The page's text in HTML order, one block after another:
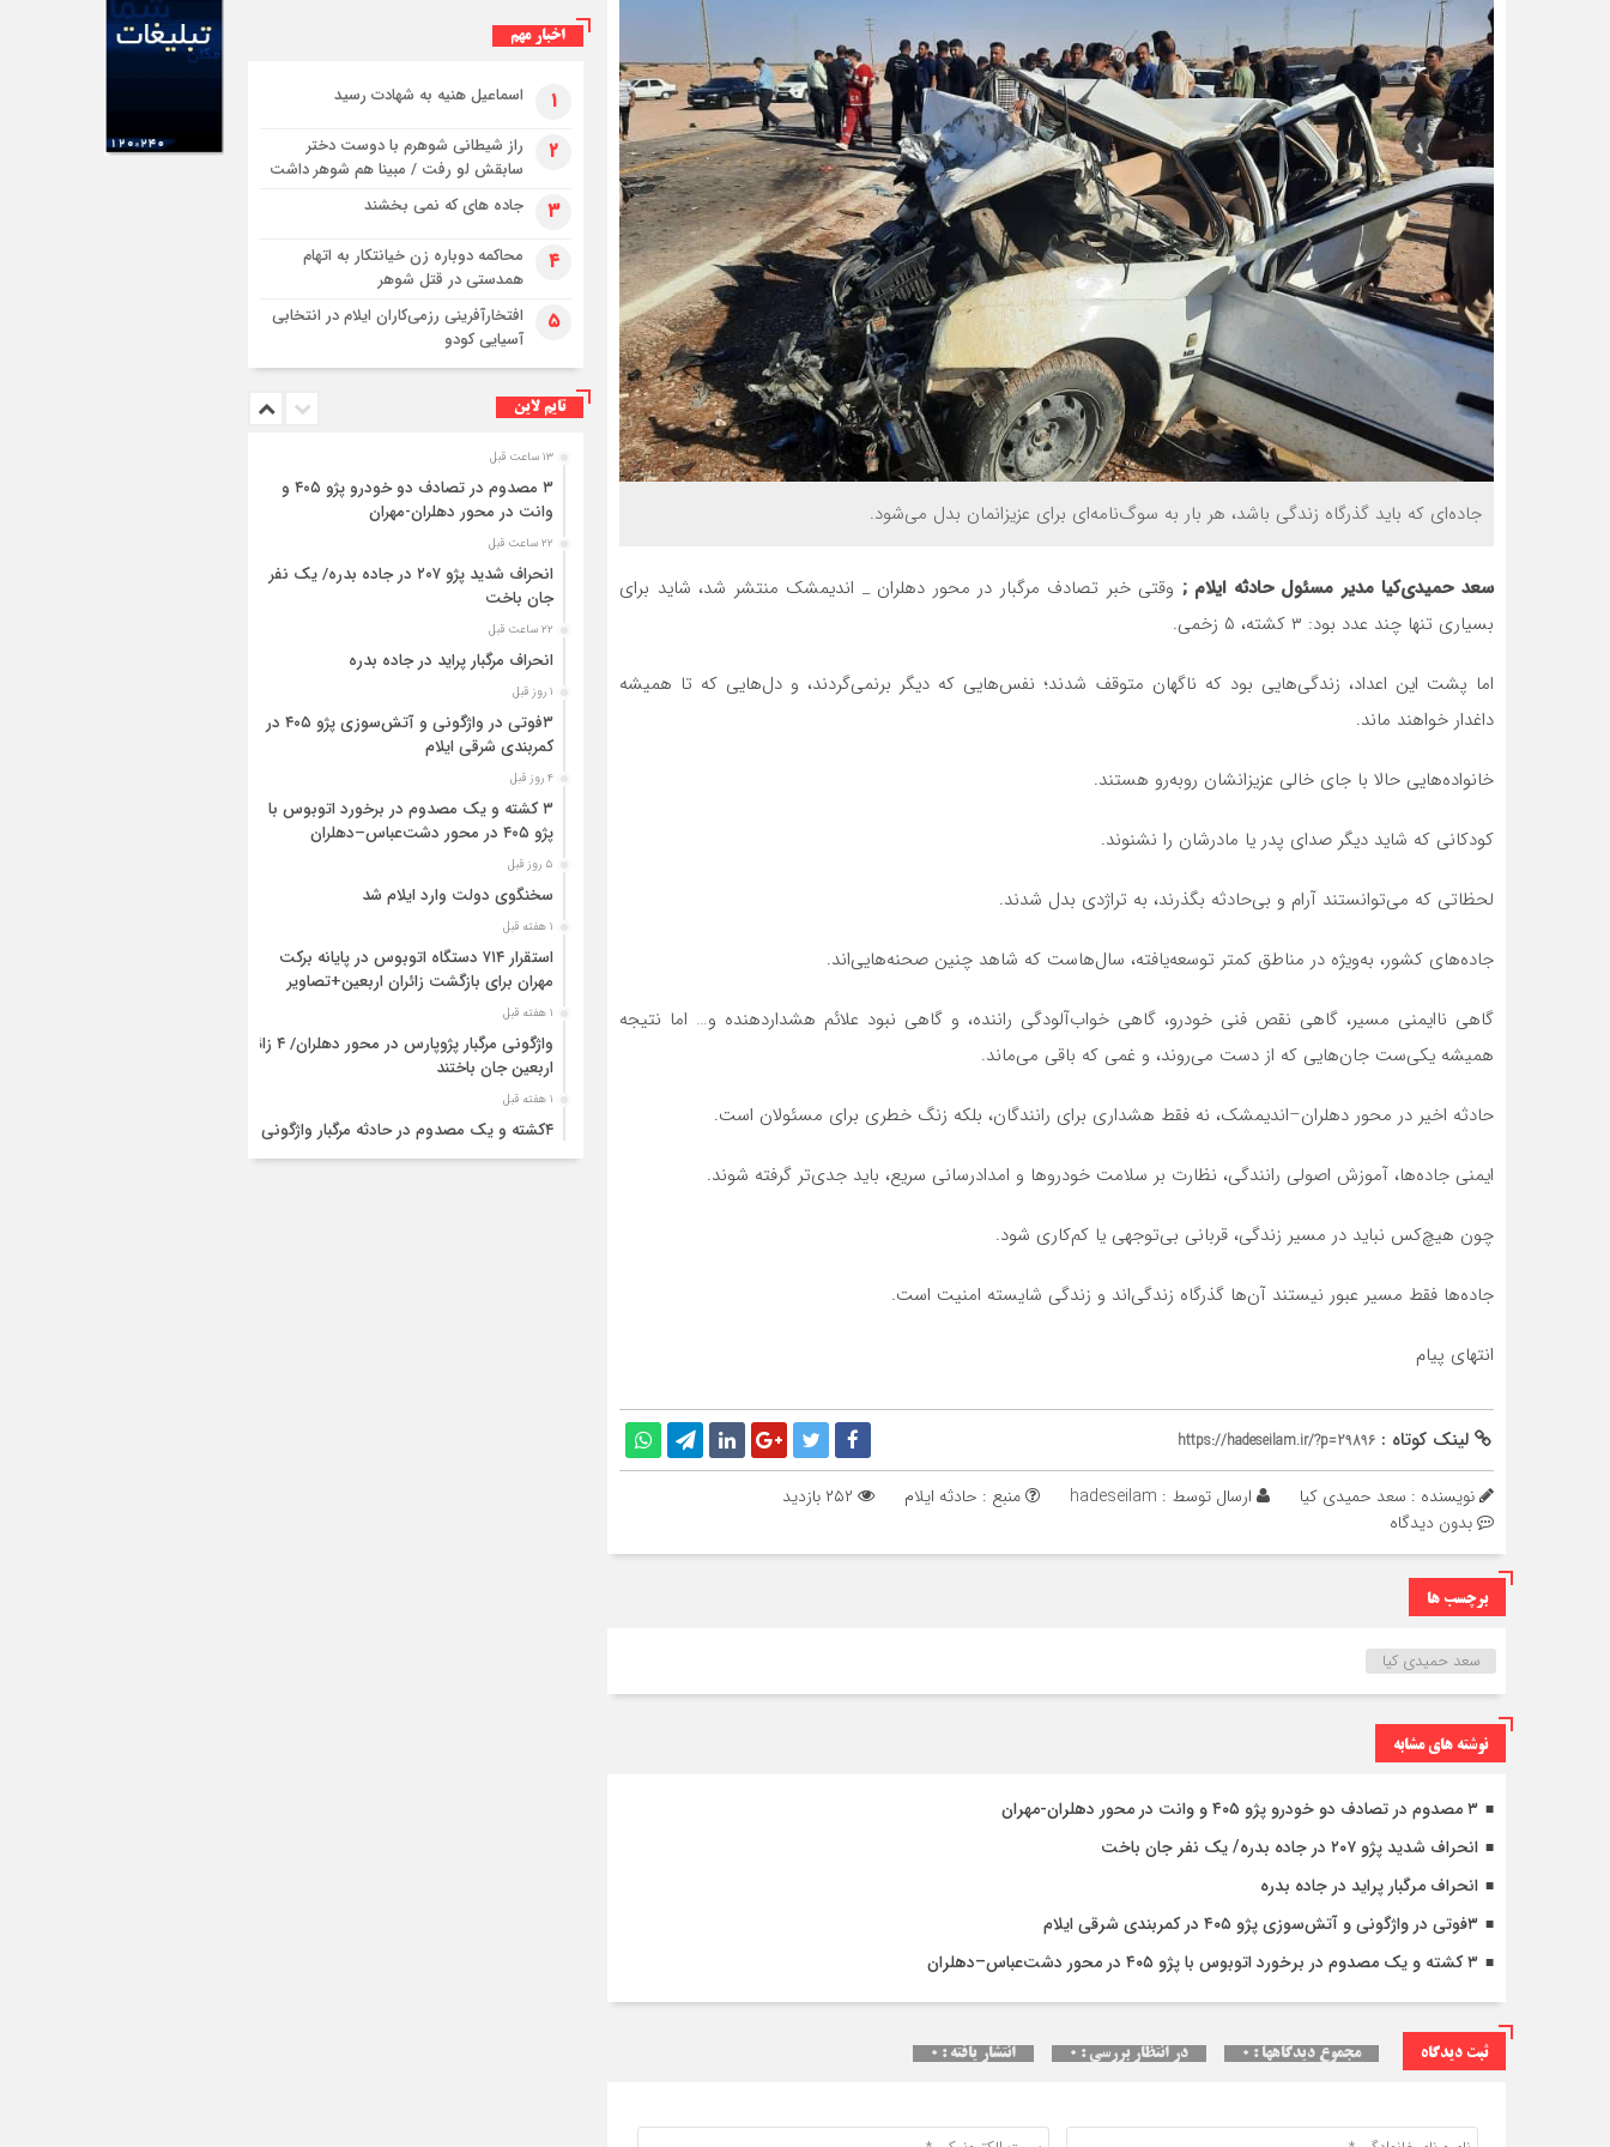
جاده‌ای که باید گذرگاه زندگی باشد، هر بار به سوگ‌نامه‌ای برای عزیزانمان بدل می‌شود.
سعد حمیدی‌کیا مدیر مسئول حادثه ایلام ; وقتی خبر تصادف مرگبار در محور دهلران _ اندیمشک منتشر شد، شاید برای
بسیاری تنها چند عدد بود: ۳ کشته، ۵ زخمی.
اما پشت این اعداد، زندگی‌هایی بود که ناگهان متوقف شدند؛ نفس‌هایی که دیگر برنمی‌گردند، و دل‌هایی که تا همیشه
داغدار خواهند ماند.
خانواده‌هایی حالا با جای خالی عزیزانشان روبه‌رو هستند.
کودکانی که شاید دیگر صدای پدر یا مادرشان را نشنوند.
لحظاتی که می‌توانستند آرام و بی‌حادثه بگذرند، به تراژدی بدل شدند.
جاده‌های کشور، به‌ویژه در مناطق کمتر توسعه‌یافته، سال‌هاست که شاهد چنین صحنه‌هایی‌اند.
گاهی ناایمنی مسیر، گاهی نقص فنی خودرو، گاهی خواب‌آلودگی راننده، و گاهی نبود علائم هشداردهنده و… اما نتیجه
همیشه یکی‌ست جان‌هایی که از دست می‌روند، و غمی که باقی می‌ماند.
حادثه اخیر در محور دهلران–اندیمشک، نه فقط هشداری برای رانندگان، بلکه زنگ خطری برای مسئولان است.
ایمنی جاده‌ها، آموزش اصولی رانندگی، نظارت بر سلامت خودروها و امدادرسانی سریع، باید جدی‌تر گرفته شوند.
چون هیچ‌کس نباید در مسیر زندگی، قربانی بی‌توجهی یا کم‌کاری شود.
جاده‌ها فقط مسیر عبور نیستند آن‌ها گذرگاه زندگی‌اند و زندگی شایسته امنیت است.
انتهای پیام
لینک کوتاه : https://hadeseilam.ir/?p=29896
نویسنده : سعد حمیدی کیا ارسال توسط : hadeseilam منبع : حادثه ایلام
بدون دیدگاه
برچسب ها
سعد حمیدی کیا
نوشته های مشابه
۳ مصدوم در تصادف دو خودرو پژو ۴۰۵ و وانت در محور دهلران-مهران
انحراف شدید پژو ۲۰۷ در جاده بدره/ یک نفر جان باخت
انحراف مرگبار پراید در جاده بدره
۳فوتی در واژگونی و آتش‌سوزی پژو ۴۰۵ در کمربندی شرقی ایلام
۳ کشته و یک مصدوم در برخورد اتوبوس با پژو ۴۰۵ در محور دشت‌عباس–دهلران
ثبت دیدگاه مجموع دیدگاهها : ۰ در انتظار بررسی : ۰ انتشار یافته : ۰
۳فوتی در واژگونی و آتش‌سوزی پژو ۴۰۵ در
کمربندی شرقی ایلام
اخبار مهم
۱ اسماعیل هنیه به شهادت رسید
۲
راز شیطانی شوهرم با دوست دختر
سابقش لو رفت / مبینا هم شوهر داشت
۳ جاده های که نمی بخشند
۴
محاکمه دوباره زن خیانتکار به اتهام
همدستی در قتل شوهر
۵
افتخارآفرینی رزمی‌کاران ایلام در انتخابی
آسیایی کودو
تایم لاین
۱۳ ساعت قبل
۳ مصدوم در تصادف دو خودرو پژو ۴۰۵ و
وانت در محور دهلران-مهران
۲۲ ساعت قبل
انحراف شدید پژو ۲۰۷ در جاده بدره/ یک نفر
جان باخت
۲۲ ساعت قبل
انحراف مرگبار پراید در جاده بدره
۱ روز قبل
۳فوتی در واژگونی و آتش‌سوزی پژو ۴۰۵ در
کمربندی شرقی ایلام
۴ روز قبل
۳ کشته و یک مصدوم در برخورد اتوبوس با
پژو ۴۰۵ در محور دشت‌عباس–دهلران
۵ روز قبل
سخنگوی دولت وارد ایلام شد
۱ هفته قبل
استقرار ۷۱۴ دستگاه اتوبوس در پایانه برکت
مهران برای بازگشت زائران اربعین+تصاویر
۱ هفته قبل
واژگونی مرگبار پژوپارس در محور دهلران/ ۴ زائر
اربعین جان باختند
۱ هفته قبل
۴کشته و یک مصدوم در حادثه مرگبار واژگونی
خودرو پژو پارس در دهلران